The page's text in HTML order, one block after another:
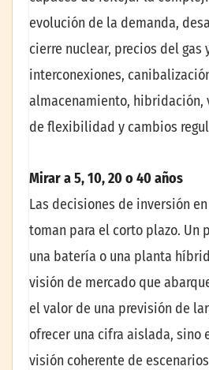
evolución de la demanda,
cierre nuclear, precios del gas
interconexiones,
almacenamiento, hibridación,
de flexibilidad y cambios
Mirar a 5, 10, 20 o 40 años
Las decisiones de inversión
toman para el corto plazo. Un
una batería o una planta
visión de mercado que
el valor de una previsión de
ofrecer una cifra aislada, sino
visión coherente de